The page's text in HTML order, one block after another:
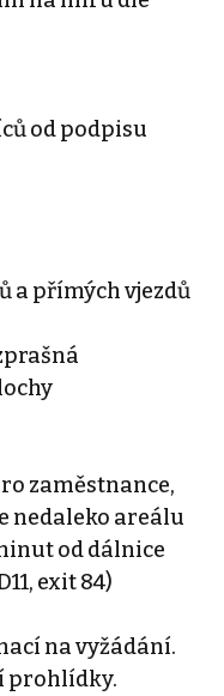
od podpisu
a přímých vjezdů
zaměstnance,
nedaleko areálu
od dálnice
exit 84)
na vyžádání.
prohlídky.